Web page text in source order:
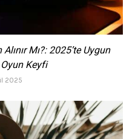
Mı?: 2025’te Uygun
Keyfi
2025